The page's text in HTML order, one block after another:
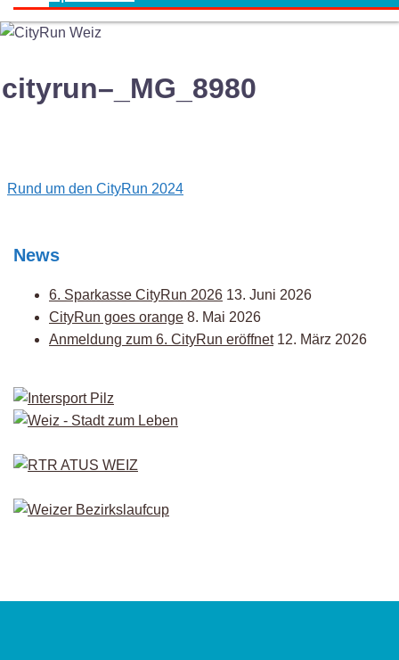
cityrun–_MG_8980
Post
Rund um den CityRun 2024
News
6. Sparkasse CityRun 2026 13. Juni 2026
CityRun goes orange 8. Mai 2026
Anmeldung zum 6. CityRun eröffnet 12. März 2026